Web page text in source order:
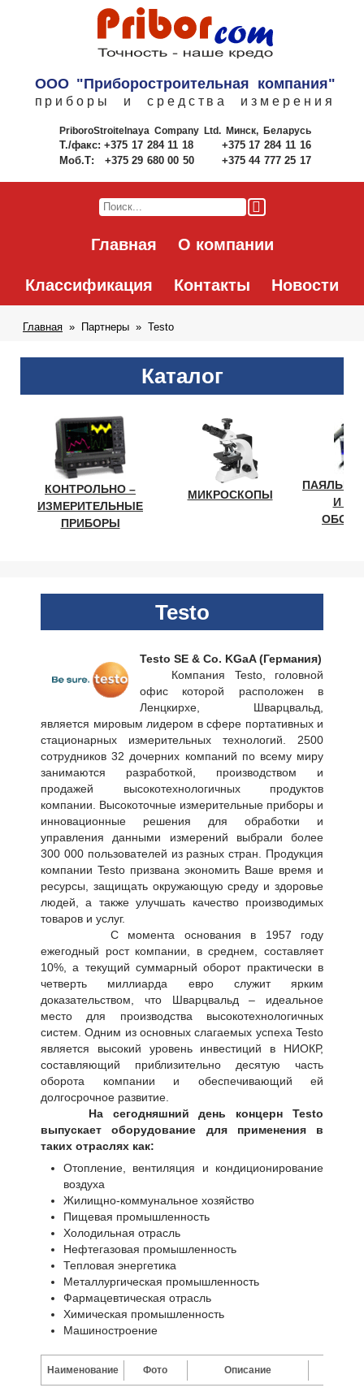
ООО "Приборостроительная компания"
приборы и средства измерения
PriboroStroitelnaya Company Ltd.Минск, Беларусь
Т./факс: +375 17 284 11 18
+375 17 284 11 16
Моб.Т:
+375 29 680 00 50 +375 44 777 25 17
Главная О компании
Классификация Контакты Новости
Главная Партнеры Testo
Каталог
КОНТРОЛЬНО –
ИЗМЕРИТЕЛЬНЫЕ
ПРИБОРЫ
МИКРОСКОПЫ
И
Testo
Testo SE & Co. KGaA (Германия)
Компания Testo, головной
офис которой расположен в
Ленцкирхе, Шварцвальд,
является мировым лидером в сфере портативных и
стационарных измерительных технологий. 2500
сотрудников 32 дочерних компаний по всему миру
занимаются разработкой, производством и
продажей высокотехнологичных продуктов
компании. Высокоточные измерительные приборы и
инновационные решения для обработки и
управления данными измерений выбрали более
300 000 пользователей из разных стран. Продукция
компании Testo призвана экономить Ваше время и
ресурсы, защищать окружающую среду и здоровье
людей, а также улучшать качество производимых
товаров и услуг.
С момента основания в 1957 году
ежегодный рост компании, в среднем, составляет
10%, а текущий суммарный оборот практически в
четверть миллиарда евро служит ярким
доказательством, что Шварцвальд – идеальное
место для производства высокотехнологичных
систем. Одним из основных слагаемых успеха Testo
является высокий уровень инвестиций в НИОКР,
составляющий приблизительно десятую часть
оборота компании и обеспечивающий ей
долгосрочное развитие.
На сегодняшний день концерн Testo
выпускает оборудование для применения в
таких отраслях как:
Отопление, вентиляция и кондиционирование
воздуха
Жилищно-коммунальное хозяйство
Пищевая промышленность
Холодильная отрасль
Нефтегазовая промышленность
Тепловая энергетика
Металлургическая промышленность
Фармацевтическая отрасль
Химическая промышленность
Машиностроение
Наименование Фото Описание